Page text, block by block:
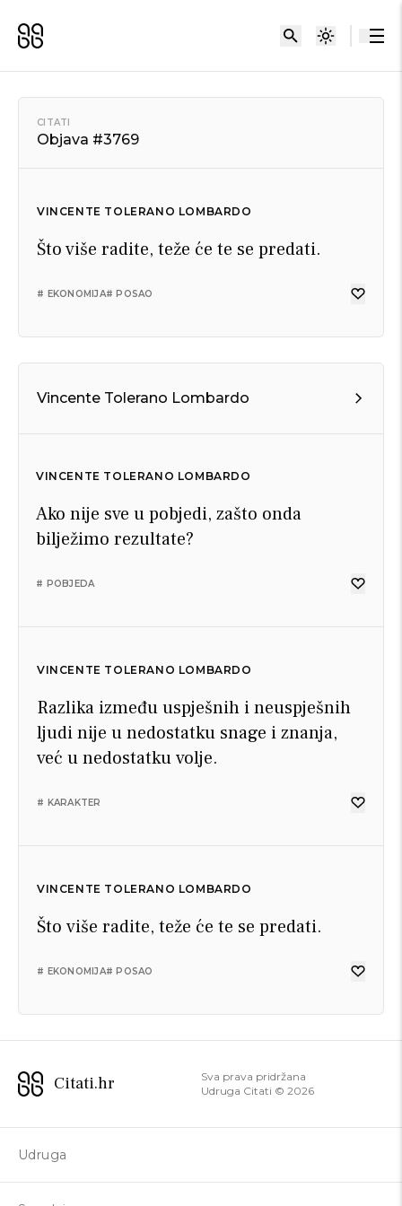
CITATI
Objava #3769
VINCENTE TOLERANO LOMBARDO
Što više radite, teže će te se predati.
# EKONOMIJA# POSAO
Vincente Tolerano Lombardo
VINCENTE TOLERANO LOMBARDO
Ako nije sve u pobjedi, zašto onda
bilježimo rezultate?
# POBJEDA
VINCENTE TOLERANO LOMBARDO
Razlika između uspješnih i neuspješnih
ljudi nije u nedostatku snage i znanja,
već u nedostatku volje.
# KARAKTER
VINCENTE TOLERANO LOMBARDO
Što više radite, teže će te se predati.
# EKONOMIJA# POSAO
Citati.hr
Sva prava pridržana
Udruga Citati © 2026
Udruga